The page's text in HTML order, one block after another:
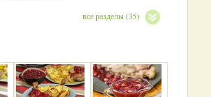
все разделы (35)